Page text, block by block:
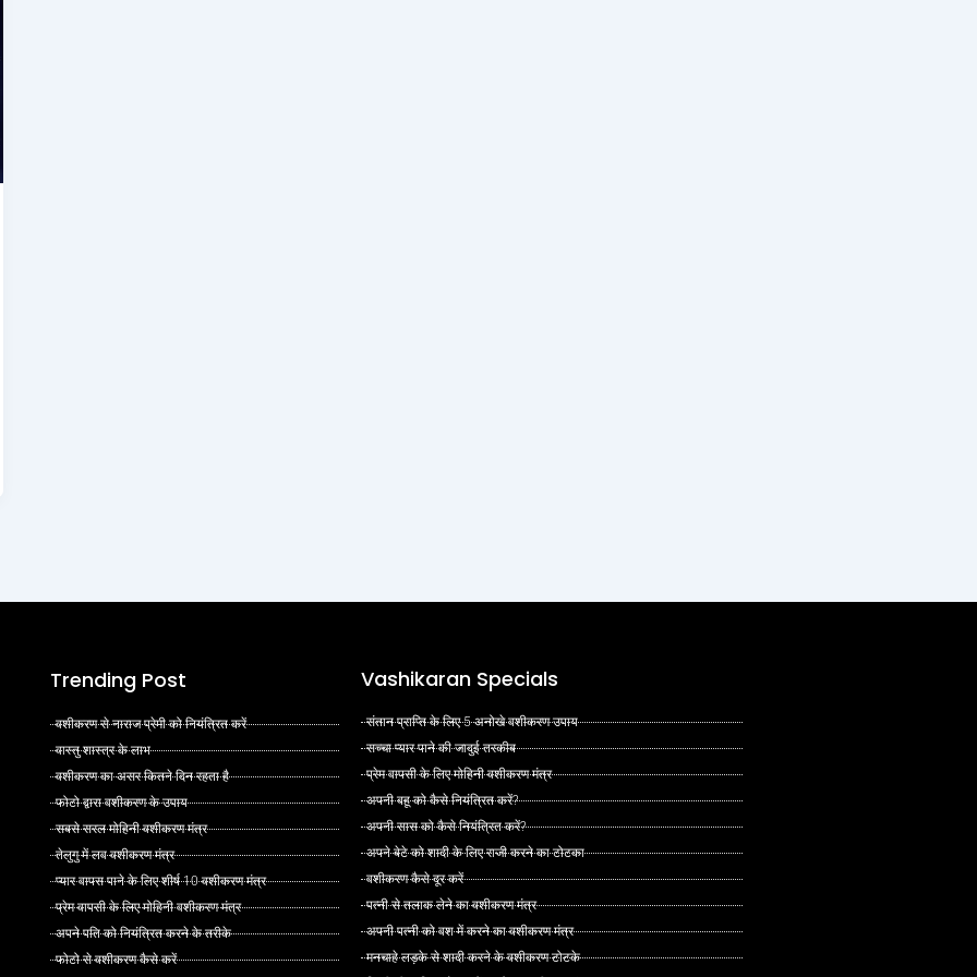
Trending Post
वशीकरण से नाराज प्रेमी को नियंत्रित करें
वास्तु शास्त्र के लाभ
वशीकरण का असर कितने दिन रहता है
फोटो द्वारा वशीकरण के उपाय
सबसे सरल मोहिनी वशीकरण मंत्र
तेलुगु में लव वशीकरण मंत्र
प्यार वापस पाने के लिए शीर्ष 10 वशीकरण मंत्र
प्रेम वापसी के लिए मोहिनी वशीकरण मंत्र
अपने पति को नियंत्रित करने के तरीके
फोटो से वशीकरण कैसे करें
Vashikaran Specials
संतान प्राप्ति के लिए 5 अनोखे वशीकरण उपाय
सच्चा प्यार पाने की जादुई तरकीब
प्रेम वापसी के लिए मोहिनी वशीकरण मंत्र
अपनी बहू को कैसे नियंत्रित करें?
अपनी सास को कैसे नियंत्रित करें?
अपने बेटे को शादी के लिए राजी करने का टोटका
वशीकरण कैसे दूर करें
पत्नी से तलाक लेने का वशीकरण मंत्र
अपनी पत्नी को वश में करने का वशीकरण मंत्र
मनचाहे लड़के से शादी करने के वशीकरण टोटके